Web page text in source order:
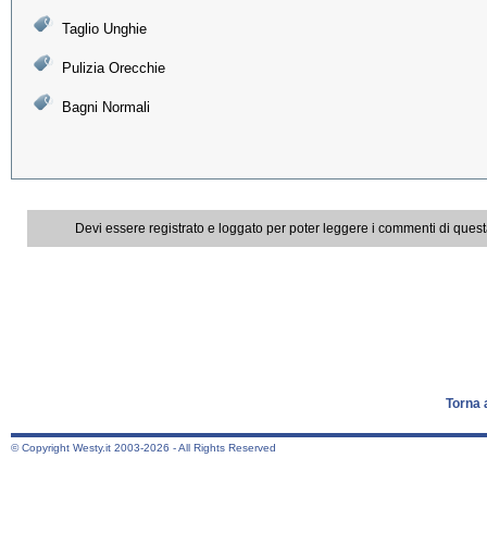
Taglio Unghie
Pulizia Orecchie
Bagni Normali
Devi essere registrato e loggato per poter leggere i commenti di
Torna
© Copyright Westy.it 2003-2026 - All Rights Reserved